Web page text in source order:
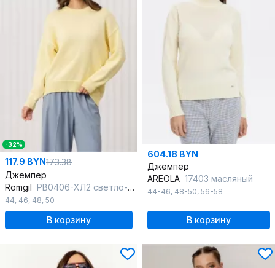
-32%
117.9 BYN173.38
Джемпер
Romgil РВ0406-ХЛ2 светло-желтый
44, 46, 48, 50
В корзину
604.18 BYN
Джемпер
AREOLA 17403 масляный
44-46, 48-50, 56-58
В корзину